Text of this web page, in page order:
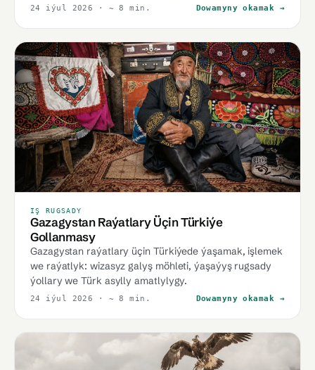
24 iýul 2026 · ~ 8 min. Dowamyny okamak →
IŞ RUGSADY
Gazagystan Raýatlary Üçin Türkiýe
Gollanmasy
Gazagystan raýatlary üçin Türkiýede ýaşamak, işlemek
we raýatlyk: wizasyz galyş möhleti, ýaşaýyş rugsady
ýollary we Türk asylly amatlylygy.
24 iýul 2026 · ~ 8 min. Dowamyny okamak →